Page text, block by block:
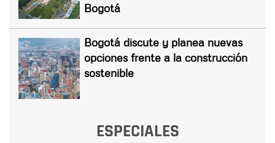
Bogotá
Bogotá discute y planea nuevas
opciones frente a la construcción
sostenible
ESPECIALES